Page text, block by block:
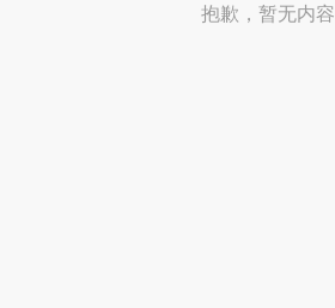
抱歉，暂无内容